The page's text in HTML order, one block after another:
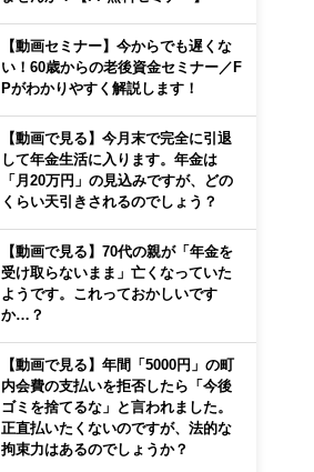
【動画セミナー】今からでも遅くな
い！60歳からの老後資金セミナー／F
Pがわかりやすく解説します！
【動画で見る】今月末で完全に引退
して年金生活に入ります。年金は
「月20万円」の見込みですが、どの
くらい天引きされるのでしょう？
【動画で見る】70代の親が「年金を
受け取らないまま」亡くなっていた
ようです。これっておかしいです
か…？
【動画で見る】年間「5000円」の町
内会費の支払いを拒否したら「今後
ゴミを捨てるな」と言われました。
正直払いたくないのですが、法的な
拘束力はあるのでしょうか？